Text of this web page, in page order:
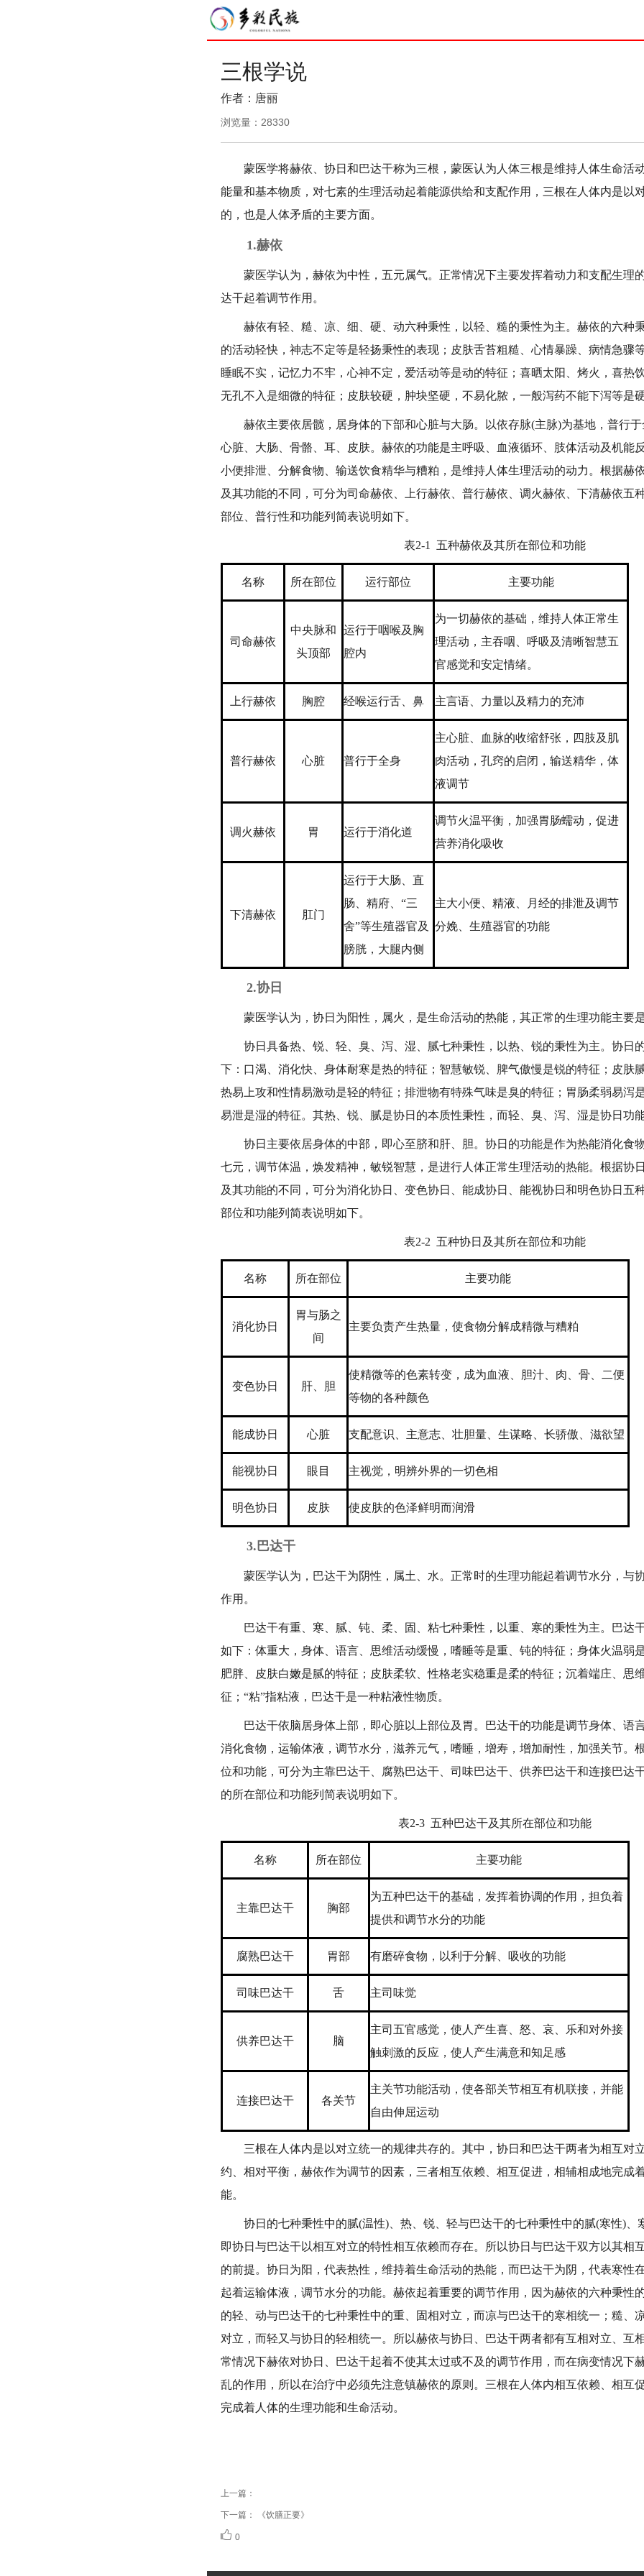
三根学说
作者：唐丽
浏览量： 28330
蒙医学将赫依、协日和巴达干称为三根，蒙医认为人体三根是维持人体生命活
能量和基本物质，对七素的生理活动起着能源供给和支配作用，三根在人体内是以
的，也是人体矛盾的主要方面。
1.赫依
蒙医学认为，赫依为中性，五元属气。正常情况下主要发挥着动力和支配生理
达干起着调节作用。
赫依有轻、糙、凉、细、硬、动六种秉性，以轻、糙的秉性为主。赫依的六种
的活动轻快，神志不定等是轻扬秉性的表现；皮肤舌苔粗糙、心情暴躁、病情急骤
睡眠不实，记忆力不牢，心神不定，爱活动等是动的特征；喜晒太阳、烤火，喜热
无孔不入是细微的特征；皮肤较硬，肿块坚硬，不易化脓，一般泻药不能下泻等是硬
赫依主要依居髋，居身体的下部和心脏与大肠。以依存脉(主脉)为基地，普行于
心脏、大肠、骨骼、耳、皮肤。赫依的功能是主呼吸、血液循环、肢体活动及机能
小便排泄、分解食物、输送饮食精华与糟粕，是维持人体生理活动的动力。根据赫
及其功能的不同，可分为司命赫依、上行赫依、普行赫依、调火赫依、下清赫依五
部位、普行性和功能列简表说明如下。
表2-1 五种赫依及其所在部位和功能
名称 所在部位 运行部位 主要功能
司命赫依
中央脉和
头顶部
运行于咽喉及胸
腔内
为一切赫依的基础，维持人体正常生
理活动，主吞咽、呼吸及清晰智慧五
官感觉和安定情绪。
上行赫依 胸腔 经喉运行舌、鼻 主言语、力量以及精力的充沛
普行赫依 心脏 普行于全身
主心脏、血脉的收缩舒张，四肢及肌
肉活动，孔窍的启闭，输送精华，体
液调节
调火赫依 胃 运行于消化道
调节火温平衡，加强胃肠蠕动，促进
营养消化吸收
下清赫依 肛门
运行于大肠、直
肠、精府、“三
舍”等生殖器官及
膀胱，大腿内侧
主大小便、精液、月经的排泄及调节
分娩、生殖器官的功能
2.协日
蒙医学认为，协日为阳性，属火，是生命活动的热能，其正常的生理功能主要是
协日具备热、锐、轻、臭、泻、湿、腻七种秉性，以热、锐的秉性为主。协日
下：口渴、消化快、身体耐寒是热的特征；智慧敏锐、脾气傲慢是锐的特征；皮肤
热易上攻和性情易激动是轻的特征；排泄物有特殊气味是臭的特征；胃肠柔弱易泻
易泄是湿的特征。其热、锐、腻是协日的本质性秉性，而轻、臭、泻、湿是协日功能
协日主要依居身体的中部，即心至脐和肝、胆。协日的功能是作为热能消化食
七元，调节体温，焕发精神，敏锐智慧，是进行人体正常生理活动的热能。根据协
及其功能的不同，可分为消化协日、变色协日、能成协日、能视协日和明色协日五
部位和功能列简表说明如下。
表2-2 五种协日及其所在部位和功能
名称 所在部位 主要功能
消化协日
胃与肠之
间
主要负责产生热量，使食物分解成精微与糟粕
变色协日 肝、胆
使精微等的色素转变，成为血液、胆汁、肉、骨、二便
等物的各种颜色
能成协日 心脏 支配意识、主意志、壮胆量、生谋略、长骄傲、滋欲望
能视协日 眼目 主视觉，明辨外界的一切色相
明色协日 皮肤 使皮肤的色泽鲜明而润滑
3.巴达干
蒙医学认为，巴达干为阴性，属土、水。正常时的生理功能起着调节水分，与
作用。
巴达干有重、寒、腻、钝、柔、固、粘七种秉性，以重、寒的秉性为主。巴达
如下：体重大，身体、语言、思维活动缓慢，嗜睡等是重、钝的特征；身体火温弱
肥胖、皮肤白嫩是腻的特征；皮肤柔软、性格老实稳重是柔的特征；沉着端庄、思
征；“粘”指粘液，巴达干是一种粘液性物质。
巴达干依脑居身体上部，即心脏以上部位及胃。巴达干的功能是调节身体、语言
消化食物，运输体液，调节水分，滋养元气，嗜睡，增寿，增加耐性，加强关节。
位和功能，可分为主靠巴达干、腐熟巴达干、司味巴达干、供养巴达干和连接巴达
的所在部位和功能列简表说明如下。
表2-3 五种巴达干及其所在部位和功能
名称 所在部位 主要功能
主靠巴达干 胸部
为五种巴达干的基础，发挥着协调的作用，担负着
提供和调节水分的功能
腐熟巴达干 胃部 有磨碎食物，以利于分解、吸收的功能
司味巴达干 舌 主司味觉
供养巴达干 脑
主司五官感觉，使人产生喜、怒、哀、乐和对外接
触刺激的反应，使人产生满意和知足感
连接巴达干 各关节
主关节功能活动，使各部关节相互有机联接，并能
自由伸屈运动
三根在人体内是以对立统一的规律共存的。其中，协日和巴达干两者为相互对
约、相对平衡，赫依作为调节的因素，三者相互依赖、相互促进，相辅相成地完成
能。
协日的七种秉性中的腻(温性)、热、锐、轻与巴达干的七种秉性中的腻(寒性)、
即协日与巴达干以相互对立的特性相互依赖而存在。所以协日与巴达干双方以其相
的前提。协日为阳，代表热性，维持着生命活动的热能，而巴达干为阴，代表寒性
起着运输体液，调节水分的功能。赫依起着重要的调节作用，因为赫依的六种秉性
的轻、动与巴达干的七种秉性中的重、固相对立，而凉与巴达干的寒相统一；糙、
对立，而轻又与协日的轻相统一。所以赫依与协日、巴达干两者都有互相对立、互
常情况下赫依对协日、巴达干起着不使其太过或不及的调节作用，而在病变情况下
乱的作用，所以在治疗中必须先注意镇赫依的原则。三根在人体内相互依赖、相互
完成着人体的生理功能和生命活动。
上一篇：
下一篇： 《饮膳正要》
0